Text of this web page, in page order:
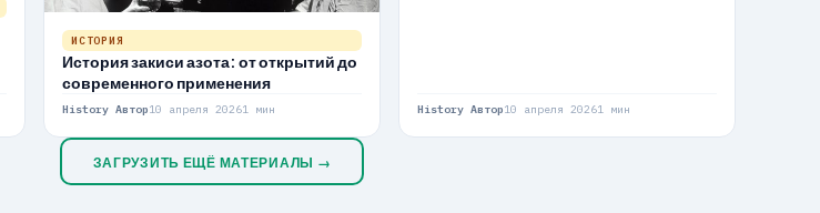
History Автор10 апреля 20261 мин
ИСТОРИЯ
История закиси азота: от открытий до
современного применения
History Автор10 апреля 20261 мин
ЗАГРУЗИТЬ ЕЩЁ МАТЕРИАЛЫ →